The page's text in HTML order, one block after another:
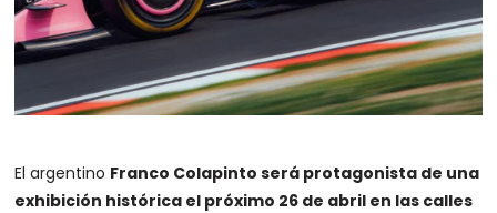
El argentino Franco Colapinto será protagonista de una
exhibición histórica el próximo 26 de abril en las calles